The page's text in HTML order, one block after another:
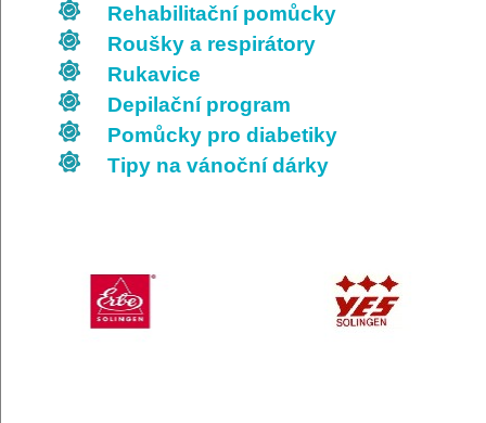
Rehabilitační pomůcky
Roušky a respirátory
Rukavice
Depilační program
Pomůcky pro diabetiky
Tipy na vánoční dárky